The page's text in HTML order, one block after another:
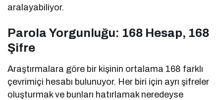
aralayabiliyor.
Parola Yorgunluğu: 168 Hesap, 168
Şifre
Araştırmalara göre bir kişinin ortalama 168 farklı
çevrimiçi hesabı bulunuyor. Her biri için ayrı şifreler
oluşturmak ve bunları hatırlamak neredeyse